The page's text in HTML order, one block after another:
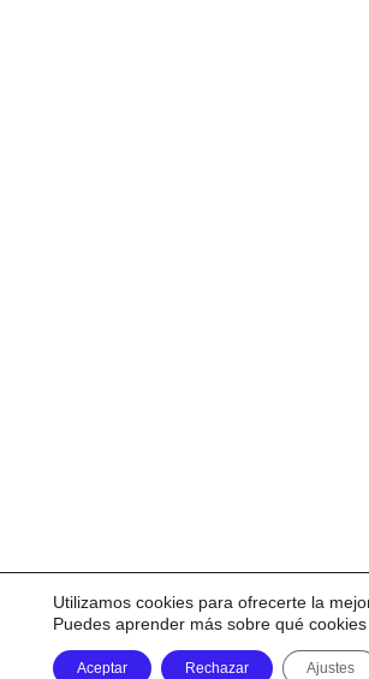
Utilizamos cookies para ofrecerte la
Puedes aprender más sobre qué
Aceptar Rechazar Ajustes